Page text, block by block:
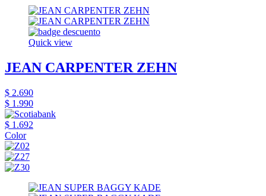
Quick view
JEAN CARPENTER ZEHN
$ 2.690
$ 1.990
$ 1.692
Color